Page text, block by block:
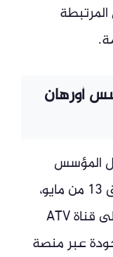
أورهان
من مسلسل المؤسس
أورهان يوم الأربعاء المقبل، الموافق 13 من مايو،
في تمام الساعة السابعة مساءً على قناة ATV
عبر منصة